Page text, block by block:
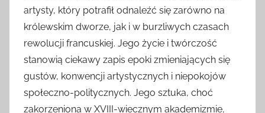
artysty, który potrafił odnaleźć się zarówno na
królewskim dworze, jak i w burzliwych czasach
rewolucji francuskiej. Jego życie i twórczość
stanowią ciekawy zapis epoki zmieniających się
gustów, konwencji artystycznych i niepokojów
społeczno-politycznych. Jego sztuka, choć
zakorzeniona w XVIII-wiecznym akademizmie,